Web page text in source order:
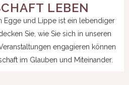
LEBEN
Egge und Lippe ist ein lebendiger
Sie, wie Sie sich in unseren
engagieren können
im Glauben und Miteinander.